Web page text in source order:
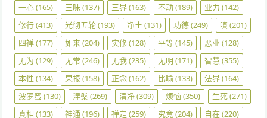
一心(165) 三昧(137) 三界(163) 不动(189) 业力 (142)
修行(413) 光彻五轮(193) 净土 (131) 功德(249) 嗔(201)
四禅(177) 如来(204) 实修(128) 平等(145) 恶业 (128)
无为 (129) 无常 (246) 无我(235) 无明 (171) 智慧 (355)
本性 (134) 果报 (158) 正念(162) 比喻(133) 法界(164)
波罗蜜 (130) 涅槃(269) 清净(309) 烦恼(350) 生死(271)
真相 (133) 神通 (196) 禅定 (259) 究竟(204) 自在(220)